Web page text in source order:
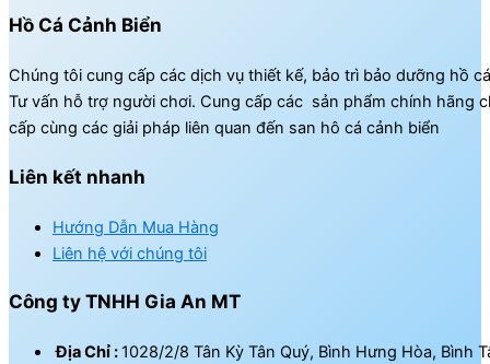
Hồ Cá Cảnh Biển
Chúng tôi cung cấp các dịch vụ thiết kế, bảo trì bảo dưỡng hồ
Tư vấn hỗ trợ người chơi. Cung cấp các sản phẩm chính hãng
cấp cùng các giải pháp liên quan đến san hô cá cảnh biển
Liên kết nhanh
Hướng Dẫn Mua Hàng
Liên hệ với chúng tôi
Công ty TNHH Gia An MT
Địa Chỉ :1028/2/8 Tân Kỳ Tân Quý, Bình Hưng Hòa, Bình